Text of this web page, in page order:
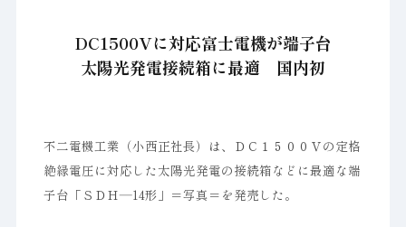
DC1500Vに対応富士電機が端子台
太陽光発電接続箱に最適 国内初
不二電機工業（小西正社長）は、ＤＣ１５００Ｖの定格
絶縁電圧に対応した太陽光発電の接続箱などに最適な端
子台「ＳＤＨ―14形」＝写真＝を発売した。